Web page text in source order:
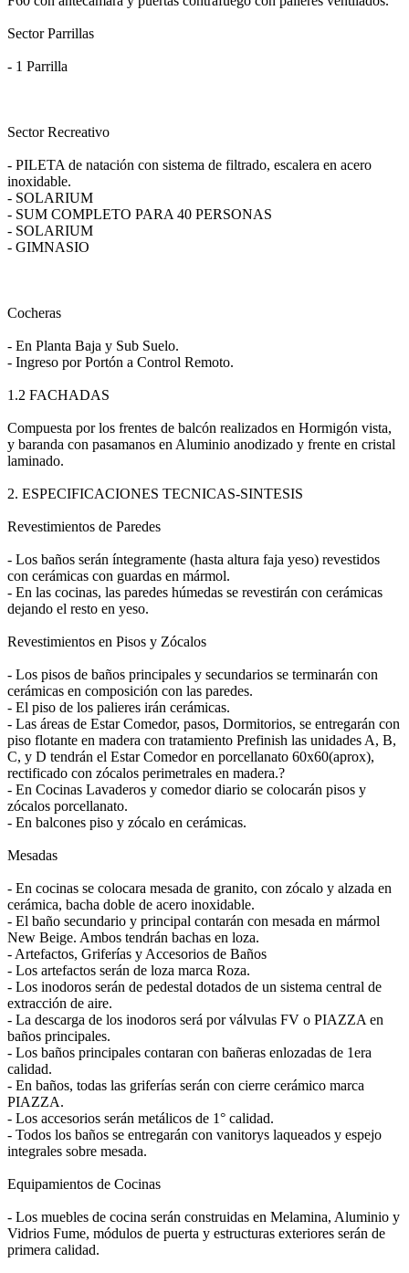
Sector Parrillas
- 1 Parrilla
Sector Recreativo
- PILETA de natación con sistema de filtrado, escalera en acero
inoxidable.
- SOLARIUM
- SUM COMPLETO PARA 40 PERSONAS
- SOLARIUM
- GIMNASIO
Cocheras
- En Planta Baja y Sub Suelo.
- Ingreso por Portón a Control Remoto.
1.2 FACHADAS
Compuesta por los frentes de balcón realizados en Hormigón vista,
y baranda con pasamanos en Aluminio anodizado y frente en cristal
laminado.
2. ESPECIFICACIONES TECNICAS-SINTESIS
Revestimientos de Paredes
- Los baños serán íntegramente (hasta altura faja yeso) revestidos
con cerámicas con guardas en mármol.
- En las cocinas, las paredes húmedas se revestirán con cerámicas
dejando el resto en yeso.
Revestimientos en Pisos y Zócalos
- Los pisos de baños principales y secundarios se terminarán con
cerámicas en composición con las paredes.
- El piso de los palieres irán cerámicas.
- Las áreas de Estar Comedor, pasos, Dormitorios, se entregarán con
piso flotante en madera con tratamiento Prefinish las unidades A, B,
C, y D tendrán el Estar Comedor en porcellanato 60x60(aprox),
rectificado con zócalos perimetrales en madera.?
- En Cocinas Lavaderos y comedor diario se colocarán pisos y
zócalos porcellanato.
- En balcones piso y zócalo en cerámicas.
Mesadas
- En cocinas se colocara mesada de granito, con zócalo y alzada en
cerámica, bacha doble de acero inoxidable.
- El baño secundario y principal contarán con mesada en mármol
New Beige. Ambos tendrán bachas en loza.
- Artefactos, Griferías y Accesorios de Baños
- Los artefactos serán de loza marca Roza.
- Los inodoros serán de pedestal dotados de un sistema central de
extracción de aire.
- La descarga de los inodoros será por válvulas FV o PIAZZA en
baños principales.
- Los baños principales contaran con bañeras enlozadas de 1era
calidad.
- En baños, todas las griferías serán con cierre cerámico marca
PIAZZA.
- Los accesorios serán metálicos de 1° calidad.
- Todos los baños se entregarán con vanitorys laqueados y espejo
integrales sobre mesada.
Equipamientos de Cocinas
- Los muebles de cocina serán construidas en Melamina, Aluminio y
Vidrios Fume, módulos de puerta y estructuras exteriores serán de
primera calidad.